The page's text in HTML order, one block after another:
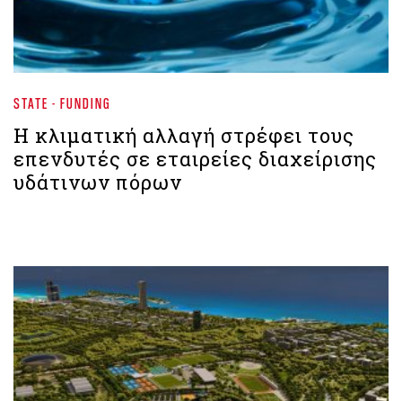
STATE - FUNDING
Η κλιματική αλλαγή στρέφει τους
επενδυτές σε εταιρείες διαχείρισης
υδάτινων πόρων